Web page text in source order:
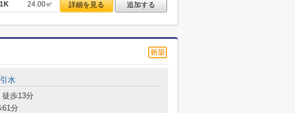
1K 24.00㎡ 詳細を見る 追加する
水
徒歩13分
61分